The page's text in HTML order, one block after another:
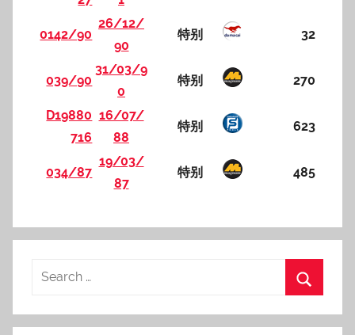
0142/90
26/12/
90
特别 32
039/90
31/03/9
0
特别 270
D19880
716
16/07/
88
特别 623
034/87
19/03/
87
特别 485